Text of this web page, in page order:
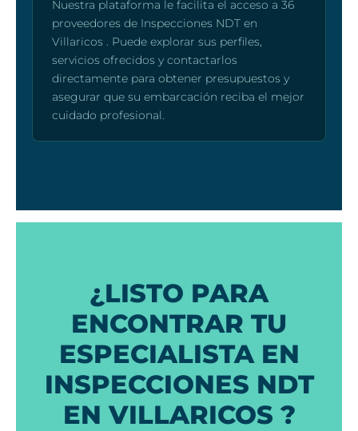
Nuestra plataforma le facilita el acceso a 36
proveedores de Inspecciones NDT en
Villaricos . Puede explorar sus perfiles,
servicios ofrecidos y contactarlos
directamente para obtener presupuestos y
asegurar que su embarcación reciba el mejor
cuidado profesional.
¿LISTO PARA
ENCONTRAR TU
ESPECIALISTA EN
INSPECCIONES NDT
EN VILLARICOS ?